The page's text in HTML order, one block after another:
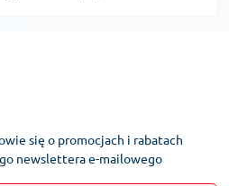
się o promocjach i rabatach
newslettera e-mailowego